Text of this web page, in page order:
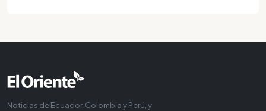
Noticias de Ecuador, Colombia y Perú, y